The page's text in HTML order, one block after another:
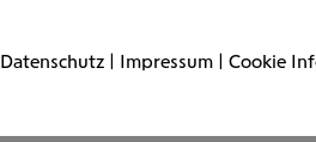
nicht auf den Tisch. Oder
Datenschutz | Impressum | Cookie